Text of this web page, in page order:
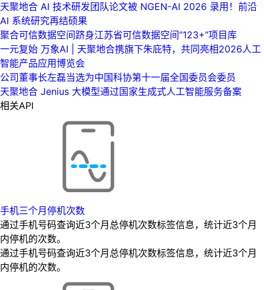
天聚地合 AI 技术研发团队论文被 NGEN-AI 2026 录用！前沿
AI 系统研究再结硕果
聚合可信数据空间跻身江苏省可信数据空间“123+”项目库
一元复始 万象AI | 天聚地合携旗下朱庇特，共同亮相2026人工
智能产品应用博览会
公司董事长左磊当选为中国科协第十一届全国委员会委员
天聚地合 Jenius 大模型通过国家生成式人工智能服务备案
相关API
手机三个月停机次数
通过手机号码查询近3个月总停机次数标签信息，统计近3个月
内停机的次数。
通过手机号码查询近3个月总停机次数标签信息，统计近3个月
内停机的次数。